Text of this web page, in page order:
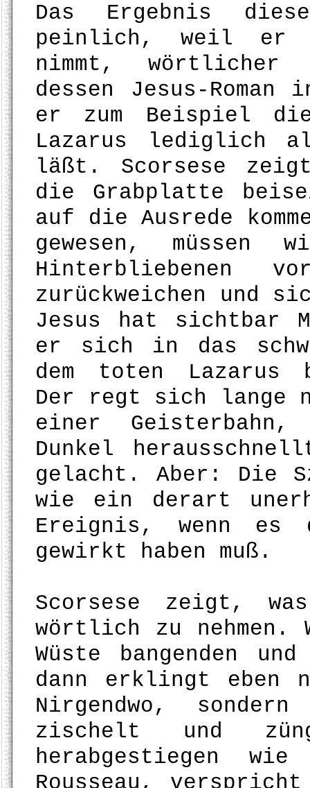
Das Ergebnis
peinlich, weil er
nimmt, wörtlicher
dessen Jesus-
er zum Beispiel
Lazarus lediglich
läßt. Scorsese
die Grabplatte
auf die Ausrede
gewesen, müssen
Hinterbliebenen
zurückweichen und
Jesus hat sichtbar
er sich in das
dem toten Lazarus
Der regt sich
einer Geisterbahn,
Dunkel
gelacht. Aber: Die
wie ein derart
Ereignis, wenn
gewirkt haben muß.
Scorsese zeigt,
wörtlich zu nehmen.
Wüste bangenden
dann erklingt eben
Nirgendwo,
zischelt und
herabgestiegen
Rousseau,